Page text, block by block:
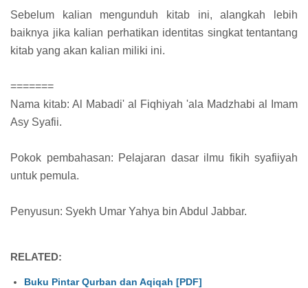
Sebelum kalian mengunduh kitab ini, alangkah lebih
baiknya jika kalian perhatikan identitas singkat tentantang
kitab yang akan kalian miliki ini.
=======
Nama kitab: Al Mabadi' al Fiqhiyah 'ala Madzhabi al Imam
Asy Syafii.
Pokok pembahasan: Pelajaran dasar ilmu fikih syafiiyah
untuk pemula.
Penyusun: Syekh Umar Yahya bin Abdul Jabbar.
RELATED:
Buku Pintar Qurban dan Aqiqah [PDF]